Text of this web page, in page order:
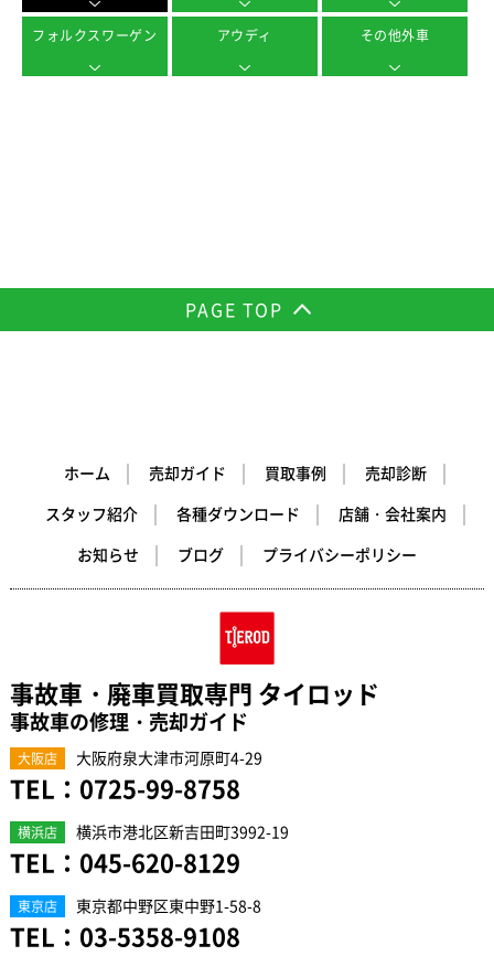
フォルクスワーゲン アウディ その他外車
PAGE TOP
ホーム 売却ガイド 買取事例
売却診断
スタッフ紹介
各種ダウンロード
店舗・会社案内
お知らせ
ブログ プライバシーポリシー
事故車・廃車買取専門 タイロッド
事故車の修理・売却ガイド
大阪店 大阪府泉大津市河原町4-29
TEL： 0725-99-8758
横浜店 横浜市港北区新吉田町3992-19
TEL： 045-620-8129
東京店 東京都中野区東中野1-58-8
TEL： 03-5358-9108